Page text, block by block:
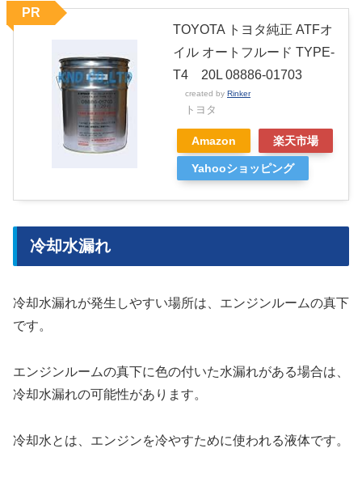
TOYOTA トヨタ純正 ATFオ
イル オートフルード TYPE-
T4 20L 08886-01703
created by Rinker
トヨタ
Amazon 楽天市場
Yahooショッピング
PR
冷却水漏れ
冷却水漏れが発生しやすい場所は、エンジンルームの真下
です。
エンジンルームの真下に色の付いた水漏れがある場合は、
冷却水漏れの可能性があります。
冷却水とは、エンジンを冷やすために使われる液体です。